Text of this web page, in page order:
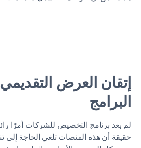
إتقان العرض
البرامج
لم يعد برنامج التخصيص للشركات أمرًا
حقيقة أن هذه المنصات تلغي الحاجة إلى